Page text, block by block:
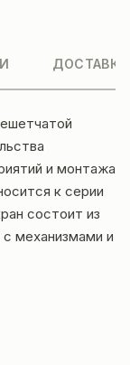
и монтажа
к серии
состоит из
механизмами и